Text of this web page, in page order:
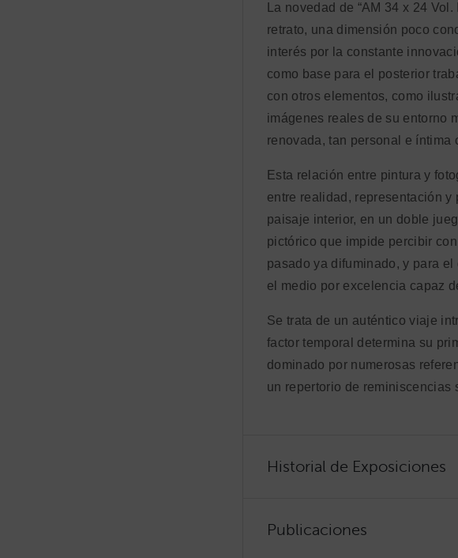
La novedad de “AM 34 x 24
retrato, una dimensión poco
interés por la constante
como base para el posterior
con otros elementos, como
imágenes reales de su entorno
renovada, tan personal e íntima
Esta relación entre pintura y
entre realidad, representación
paisaje interior, en un doble
pictórico que impide percibir
pasado ya difuminado, y para
el medio por excelencia capaz
Se trata de un auténtico viaje
factor temporal determina su
dominado por numerosas
un repertorio de reminiscencias
Historial de Exposiciones
Publicaciones